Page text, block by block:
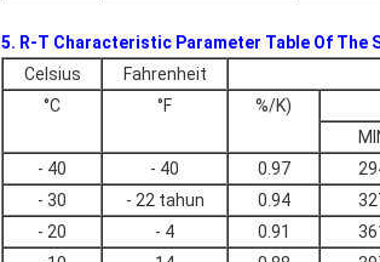
5. R-T Characteristic Parameter Table Of The
Celsius
Fahrenheit
°C
°F %/K)
- 40
- 40 0.97
- 30
- 22 tahun 0.94
- 20
- 4 0.91